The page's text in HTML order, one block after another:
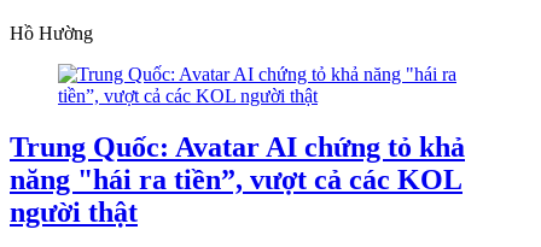
Hồ Hường
Trung Quốc: Avatar AI chứng tỏ khả
năng "hái ra tiền”, vượt cả các KOL
người thật